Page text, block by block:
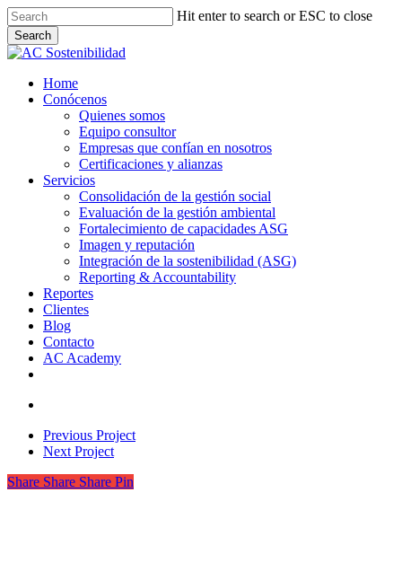
Skip
to
main
content
Hit enter to search or ESC to close
Search
Close
Menu
Home
Conócenos
Quienes somos
Equipo consultor
Empresas que confían en nosotros
Certificaciones y alianzas
Servicios
Consolidación de la gestión social
Evaluación de la gestión ambiental
Fortalecimiento de capacidades ASG
Imagen y reputación
Integración de la sostenibilidad (ASG)
Reporting & Accountability
Reportes
Clientes
Blog
Contacto
AC Academy
Previous Project
Next Project
Share
Share Share Share Pin